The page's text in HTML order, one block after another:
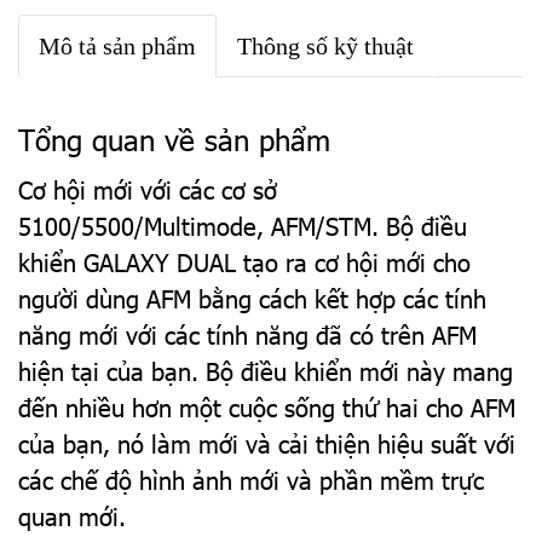
Mô tả sản phẩm Thông số kỹ thuật
Tổng quan về sản phẩm
Cơ hội mới với các cơ sở
5100/5500/Multimode, AFM/STM. Bộ điều
khiển GALAXY DUAL tạo ra cơ hội mới cho
người dùng AFM bằng cách kết hợp các tính
năng mới với các tính năng đã có trên AFM
hiện tại của bạn. Bộ điều khiển mới này mang
đến nhiều hơn một cuộc sống thứ hai cho AFM
của bạn, nó làm mới và cải thiện hiệu suất với
các chế độ hình ảnh mới và phần mềm trực
quan mới.